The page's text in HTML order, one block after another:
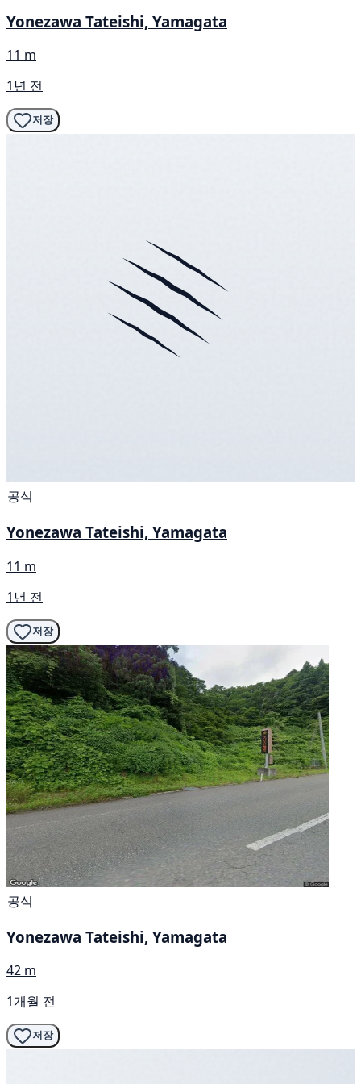
Yonezawa Tateishi, Yamagata
11 m
1년 전
저장
공식
Yonezawa Tateishi, Yamagata
11 m
1년 전
저장
공식
Yonezawa Tateishi, Yamagata
42 m
1개월 전
저장